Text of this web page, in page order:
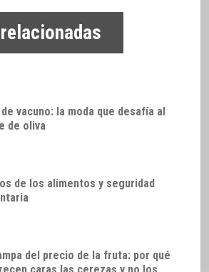
vacuno: la moda que desafía al
de oliva
de los alimentos y seguridad
del precio de la fruta: por qué